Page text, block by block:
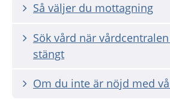
Så väljer du mottagning
Sök vård när
stängt
Om du inte är nöjd med